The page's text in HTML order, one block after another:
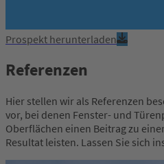
Prospekt herunterladen
Referenzen
Hier stellen wir als Referenzen
vor, bei denen Fenster- und
Oberflächen einen Beitrag zu
Resultat leisten. Lassen Sie sich